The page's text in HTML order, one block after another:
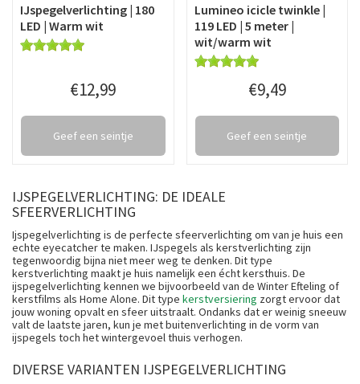
IJspegelverlichting | 180
LED | Warm wit
€12,99
Geef een seintje
Lumineo icicle twinkle |
119 LED | 5 meter |
wit/warm wit
€9,49
Geef een seintje
IJSPEGELVERLICHTING: DE IDEALE
SFEERVERLICHTING
Ijspegelverlichting is de perfecte sfeerverlichting om van je huis een
echte eyecatcher te maken. IJspegels als kerstverlichting zijn
tegenwoordig bijna niet meer weg te denken. Dit type
kerstverlichting maakt je huis namelijk een écht kersthuis. De
ijspegelverlichting kennen we bijvoorbeeld van de Winter Efteling of
kerstfilms als Home Alone. Dit type kerstversiering zorgt ervoor dat
jouw woning opvalt en sfeer uitstraalt. Ondanks dat er weinig sneeuw
valt de laatste jaren, kun je met buitenverlichting in de vorm van
ijspegels toch het wintergevoel thuis verhogen.
DIVERSE VARIANTEN IJSPEGELVERLICHTING